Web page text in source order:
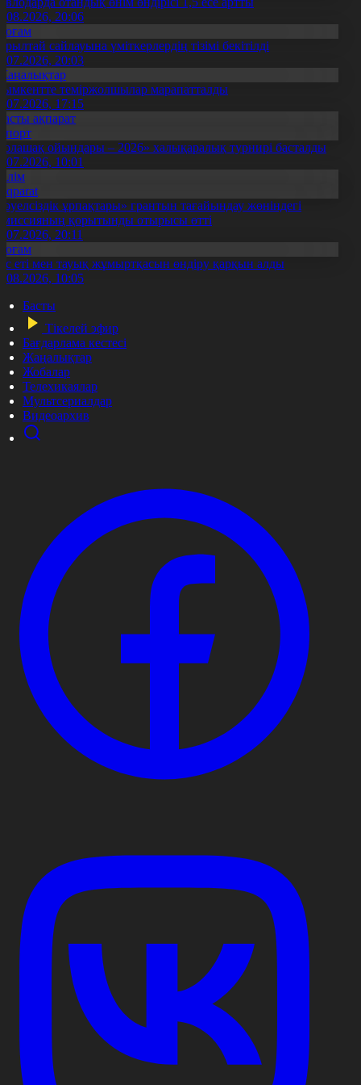
20:06
сайлауына үміткерлердің тізімі бекітілді
20:03
теміржолшылар марапатталды
17:15
ақпарат
ойындары – 2026» халықаралық турнирі басталды
10:01
ұрпақтары» грантын тағайындау жөніндегі
қорытынды отырысы өтті
20:11
еті мен тауық жұмыртқасын өндіру қарқын алды
10:05
Басты
Тікелей эфир
Бағдарлама кестесі
Жаңалықтар
Жобалар
Телехикаялар
Мультсериалдар
Видеоархив